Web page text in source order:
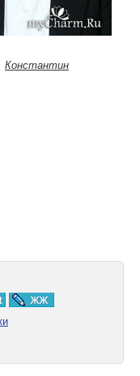
Константин